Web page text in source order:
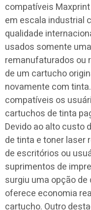
compatíveis
em escala industrial
qualidade
usados somente
remanufaturados ou
de um cartucho
novamente com
compatíveis os
cartuchos de tinta
Devido ao alto custo
de tinta e toner laser
de escritórios ou
suprimentos de
surgiu uma opção
oferece economia
cartucho. Outro